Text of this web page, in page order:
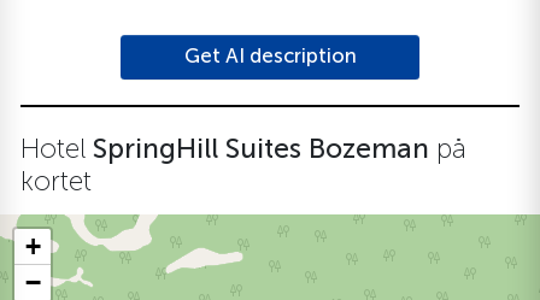
Get AI description
Hotel SpringHill Suites Bozeman på
kortet
+
−